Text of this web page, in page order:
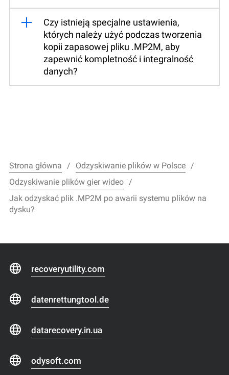
Czy istnieją specjalne ustawienia,
których należy użyć podczas tworzenia
kopii zapasowej pliku .MP2M, aby
zapewnić kompletność i integralność
danych?
Strona główna
Odzyskiwanie plików w Polsce
Odzyskiwanie plików gier wideo
Jak odzyskać plik .MP2M po awarii systemu plików na
dysku?
recoveryutility.com
datenrettungtool.de
datarecovery.in.ua
odysoft.com